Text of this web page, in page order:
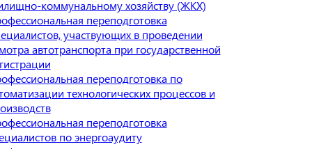
коммунальному хозяйству (ЖКХ)
переподготовка
участвующих в проведении
автотранспорта при государственной
переподготовка по
технологических процессов и
переподготовка
по энергоаудиту